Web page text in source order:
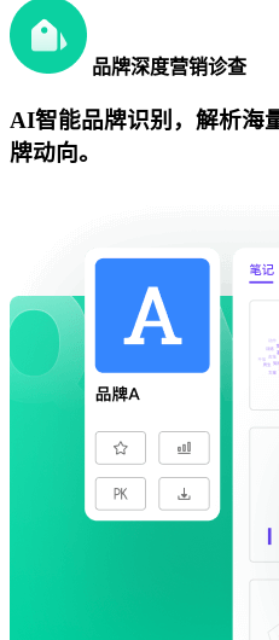
品牌深度营销诊查
AI智能品牌识别，解析海
牌动向。